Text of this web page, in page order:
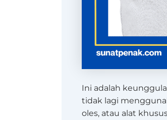
Ini adalah
tidak lagi
oles, atau alat